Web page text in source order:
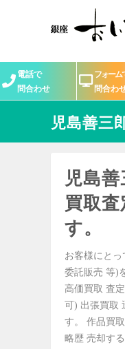
電話で
問合わせ
フォーム
問合わ
児島善三
児島
買取査
す。
お客様にとっ
委託販売 等)
高価買取 査
可) 出張買取
す。 作品買
略歴 売却す